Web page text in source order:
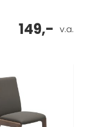
v.a.
149,-